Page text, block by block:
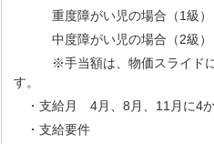
重度障がい児の場合（1級）
中度障がい児の場合（2級）
※手当額は、物価スライドに
す。
・支給月 4月、8月、11月に4か
・支給要件